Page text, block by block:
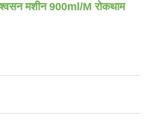
मशीन 900ml/M रोकथाम